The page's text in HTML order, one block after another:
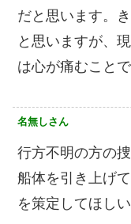
だと思います。
と思いますが、
は心が痛むことで
名無しさん
行方不明の方の
船体を引き上げ
を策定してほしい